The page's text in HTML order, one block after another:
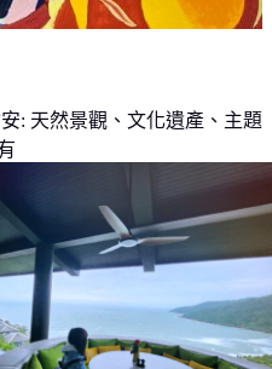
: 天然景觀、文化遺產、主題